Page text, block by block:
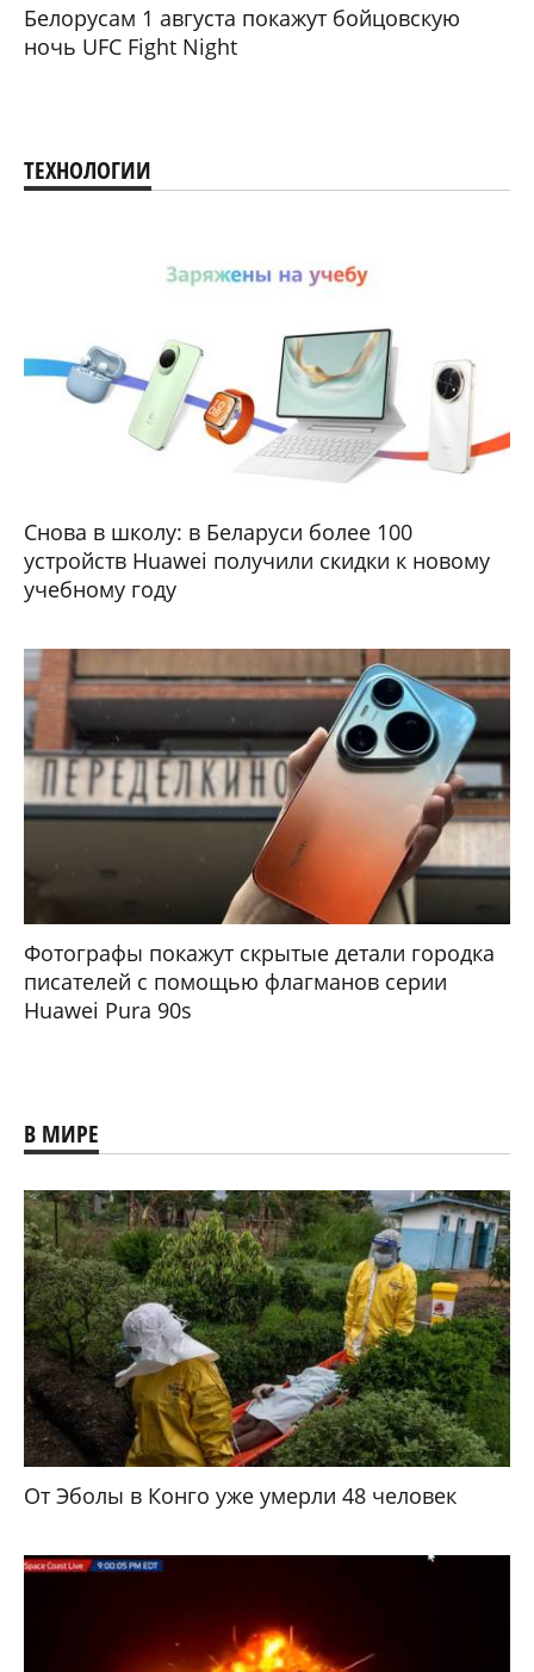
Белорусам 1 августа покажут бойцовскую
ночь UFC Fight Night
ТЕХНОЛОГИИ
Снова в школу: в Беларуси более 100
устройств Huawei получили скидки к новому
учебному году
Фотографы покажут скрытые детали городка
писателей с помощью флагманов серии
Huawei Pura 90s
В МИРЕ
От Эболы в Конго уже умерли 48 человек